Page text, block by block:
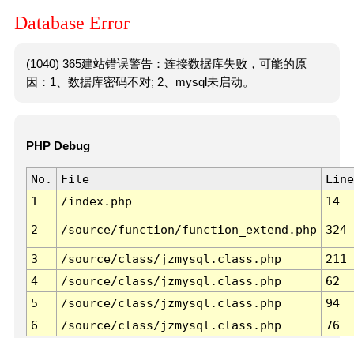
Database Error
(1040) 365建站错误警告：连接数据库失败，可能的原
因：1、数据库密码不对; 2、mysql未启动。
PHP Debug
No. File
Line
1
/index.php 14
2 /source/function/function_extend.php 324
3 /source/class/jzmysql.class.php
211
4
/source/class/jzmysql.class.php
62
5
/source/class/jzmysql.class.php
94
6
/source/class/jzmysql.class.php 76